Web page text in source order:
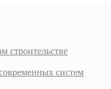
строительстве
систем